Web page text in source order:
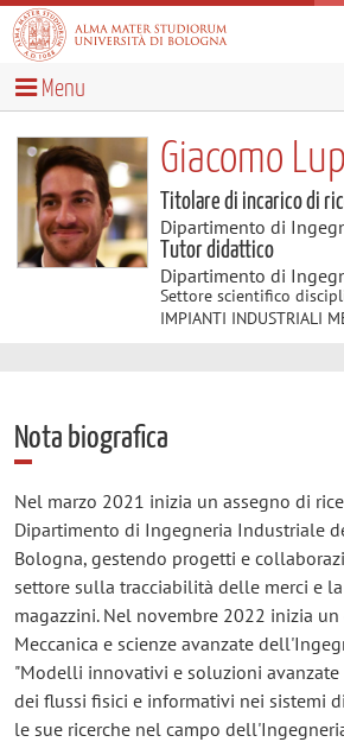
Menu
Giacomo
Titolare di incarico di
Dipartimento di
Tutor didattico
Dipartimento di
Settore scientifico
IMPIANTI INDUSTRIALI
Nota biografica
Nel marzo 2021 inizia un assegno di
Dipartimento di Ingegneria Industriale
Bologna, gestendo progetti e
settore sulla tracciabilità delle merci e
magazzini. Nel novembre 2022 inizia
Meccanica e scienze avanzate
"Modelli innovativi e soluzioni
dei flussi fisici e informativi nei sistemi
le sue ricerche nel campo